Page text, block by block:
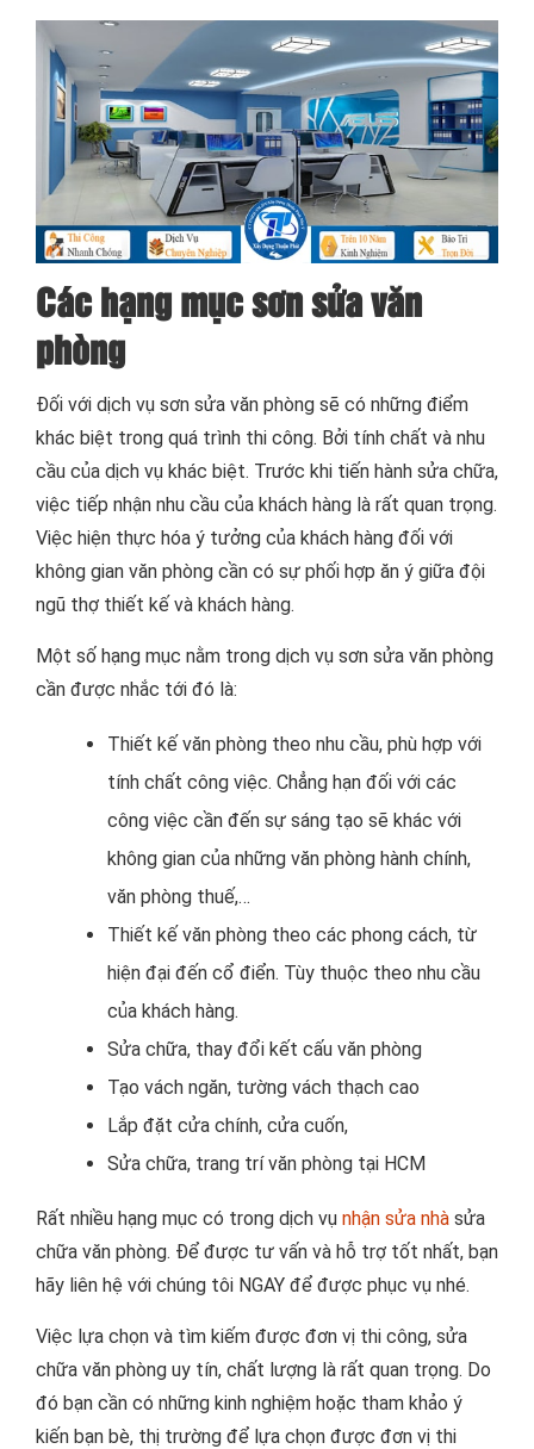
Các hạng mục sơn sửa văn
phòng
Đối với dịch vụ sơn sửa văn phòng sẽ có những điểm
khác biệt trong quá trình thi công. Bởi tính chất và nhu
cầu của dịch vụ khác biệt. Trước khi tiến hành sửa chữa,
việc tiếp nhận nhu cầu của khách hàng là rất quan trọng.
Việc hiện thực hóa ý tưởng của khách hàng đối với
không gian văn phòng cần có sự phối hợp ăn ý giữa đội
ngũ thợ thiết kế và khách hàng.
Một số hạng mục nằm trong dịch vụ sơn sửa văn phòng
cần được nhắc tới đó là:
Thiết kế văn phòng theo nhu cầu, phù hợp với
tính chất công việc. Chẳng hạn đối với các
công việc cần đến sự sáng tạo sẽ khác với
không gian của những văn phòng hành chính,
văn phòng thuế,…
Thiết kế văn phòng theo các phong cách, từ
hiện đại đến cổ điển. Tùy thuộc theo nhu cầu
của khách hàng.
Sửa chữa, thay đổi kết cấu văn phòng
Tạo vách ngăn, tường vách thạch cao
Lắp đặt cửa chính, cửa cuốn,
Sửa chữa, trang trí văn phòng tại HCM
Rất nhiều hạng mục có trong dịch vụ nhận sửa nhà sửa
chữa văn phòng. Để được tư vấn và hỗ trợ tốt nhất, bạn
hãy liên hệ với chúng tôi NGAY để được phục vụ nhé.
Việc lựa chọn và tìm kiếm được đơn vị thi công, sửa
chữa văn phòng uy tín, chất lượng là rất quan trọng. Do
đó bạn cần có những kinh nghiệm hoặc tham khảo ý
kiến bạn bè, thị trường để lựa chọn được đơn vị thi